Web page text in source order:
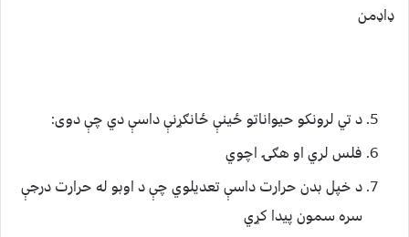
ډاډمن
د تي لرونکو حیواناتو ځينې ځانګړنې داسې دي چې دوی:
فلس لري او هګۍ اچوي
د خپل بدن حرارت داسې تعديلوي چې د اوبو له حرارت درجې
سره سمون پیدا کړي